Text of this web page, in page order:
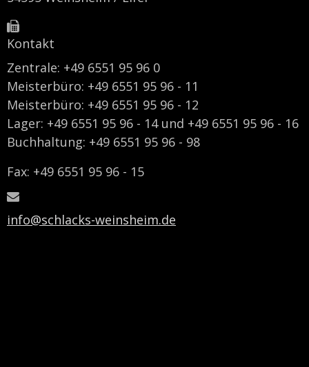
Kontakt
Zentrale: +49 6551 95 96 0
Meisterbüro: +49 6551 95 96 - 11
Meisterbüro: +49 6551 95 96 - 12
Lager: +49 6551 95 96 - 14 und +49 6551 95 96 - 16
Buchhaltung: +49 6551 95 96 - 98
Fax: +49 6551 95 96 - 15
info@schlacks-weinsheim.de